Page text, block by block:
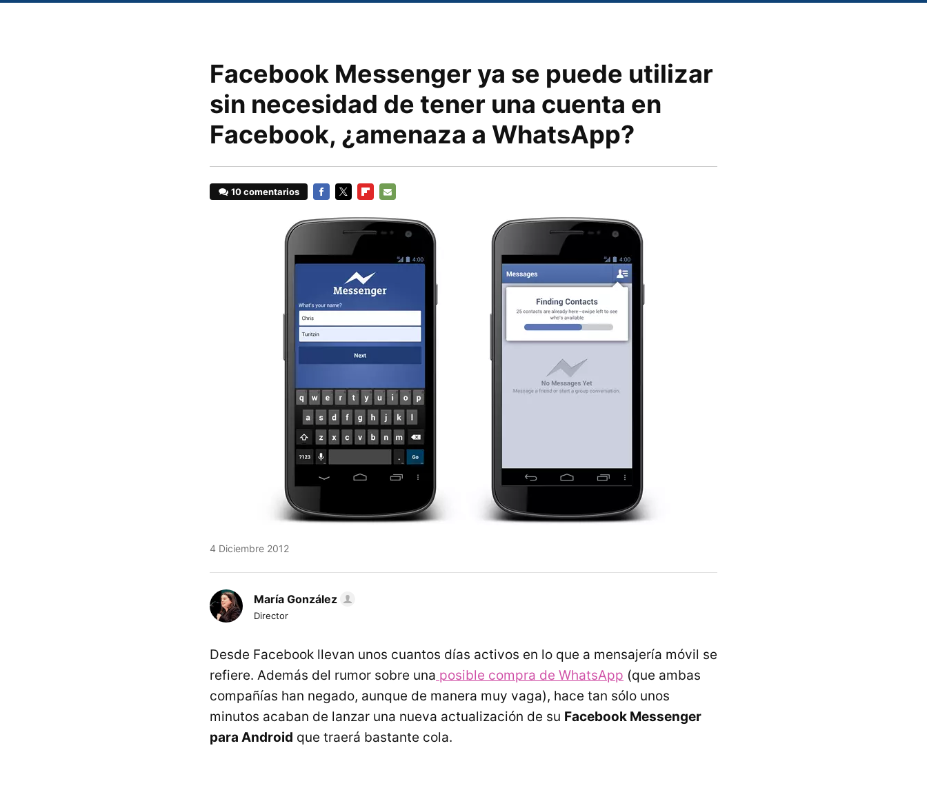
Facebook Messenger ya se puede utilizar
sin necesidad de tener una cuenta en
Facebook, ¿amenaza a WhatsApp?
10 comentarios
MAIL
4 Diciembre 2012
María González
Director
Desde Facebook llevan unos cuantos días activos en lo que a mensajería móvil se
refiere. Además del rumor sobre una posible compra de WhatsApp (que ambas
compañías han negado, aunque de manera muy vaga), hace tan sólo unos
minutos acaban de lanzar una nueva actualización de su Facebook Messenger
para Android que traerá bastante cola.